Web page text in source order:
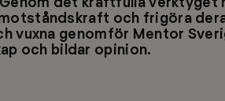
och frigöra
vuxna genomför Mentor
och bildar opinion.